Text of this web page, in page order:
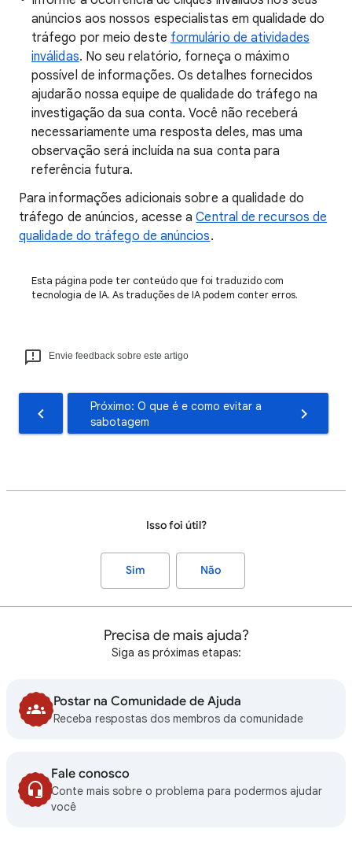
anúncios aos nossos especialistas em qualidade do
tráfego por meio deste formulário de atividades
inválidas. No seu relatório, forneça o máximo
possível de informações. Os detalhes fornecidos
ajudarão nossa equipe de qualidade do tráfego na
investigação da sua conta. Você não receberá
necessariamente uma resposta deles, mas uma
observação será incluída na sua conta para
referência futura.
Para informações adicionais sobre a qualidade do
tráfego de anúncios, acesse aCentral de recursos de
qualidade do tráfego de anúncios.
Esta página pode ter conteúdo que foi traduzido com
tecnologia de IA. As traduções de IA podem conter erros.
Envie feedback sobre este artigo
Próximo: O que é e como evitar a
sabotagem
Isso foi útil?
Sim Não
Precisa de mais ajuda?
Siga as próximas etapas:
Postar na Comunidade de Ajuda
Receba respostas dos membros da comunidade
Fale conosco
Conte mais sobre o problema para podermos ajudar
você